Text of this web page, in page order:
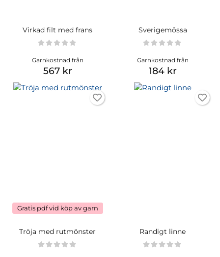
Virkad filt med frans
Garnkostnad från
567 kr
Sverigemössa
Garnkostnad från
184 kr
Gratis pdf vid köp av garn
Tröja med rutmönster Randigt linne